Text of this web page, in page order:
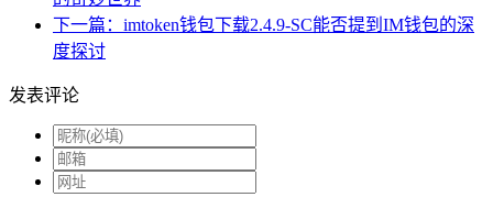
下一篇：imtoken钱包下载2.4.9-SC能否提到IM钱包的深
度探讨
发表评论